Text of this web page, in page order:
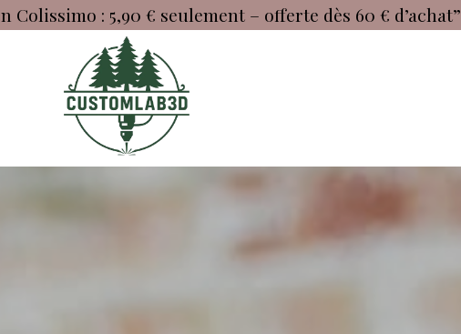
Colissimo : 5,90 € seulement – offerte dès 60 € d’achat”